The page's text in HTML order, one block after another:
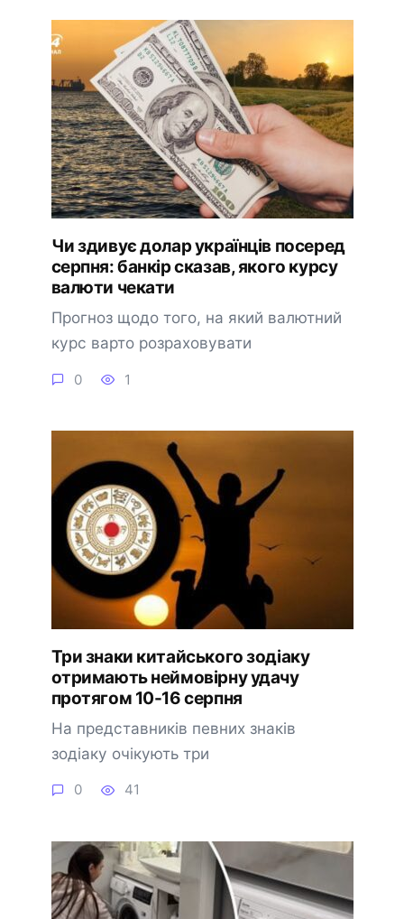
Чи здивує долар українців посеред
серпня: банкір сказав, якого курсу
валюти чекати
Прогноз щодо того, на який валютний
курс варто розраховувати
0 1
Три знаки китайського зодіаку
отримають неймовірну удачу
протягом 10-16 серпня
На представників певних знаків
зодіаку очікують три
0 41